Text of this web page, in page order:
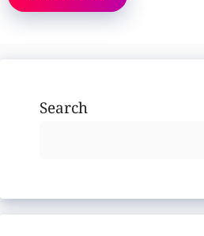
Search